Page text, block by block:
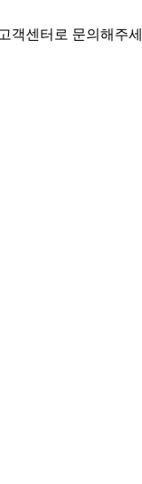
객센터로 문의해주